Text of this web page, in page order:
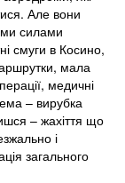
Але вони
силами
смуги в Косино,
мала
медичні
– вирубка
– жахіття що
і
загального